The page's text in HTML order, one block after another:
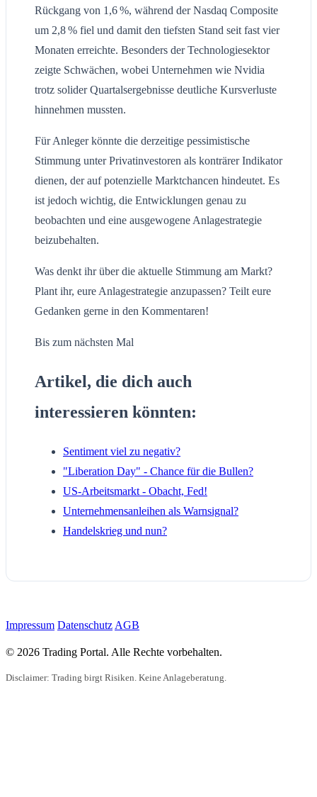
Rückgang von 1,6 %, während der Nasdaq Composite
um 2,8 % fiel und damit den tiefsten Stand seit fast vier
Monaten erreichte. Besonders der Technologiesektor
zeigte Schwächen, wobei Unternehmen wie Nvidia
trotz solider Quartalsergebnisse deutliche Kursverluste
hinnehmen mussten.
Für Anleger könnte die derzeitige pessimistische
Stimmung unter Privatinvestoren als konträrer Indikator
dienen, der auf potenzielle Marktchancen hindeutet. Es
ist jedoch wichtig, die Entwicklungen genau zu
beobachten und eine ausgewogene Anlagestrategie
beizubehalten.
Was denkt ihr über die aktuelle Stimmung am Markt?
Plant ihr, eure Anlagestrategie anzupassen? Teilt eure
Gedanken gerne in den Kommentaren!
Bis zum nächsten Mal
Artikel, die dich auch
interessieren könnten:
Sentiment viel zu negativ?
"Liberation Day" - Chance für die Bullen?
US-Arbeitsmarkt - Obacht, Fed!
Unternehmensanleihen als Warnsignal?
Handelskrieg und nun?
Impressum Datenschutz AGB
© 2026 Trading Portal. Alle Rechte vorbehalten.
Disclaimer: Trading birgt Risiken. Keine Anlageberatung.